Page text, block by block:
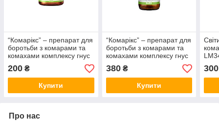
“Комарікс” – препарат для
боротьби з комарами та
комахами комплексу гнус
25 мл
200 ₴
Купити
“Комарікс” – препарат для
боротьби з комарами та
комахами комплексу гнус
100 мл
380₴
Купити
300
Про нас